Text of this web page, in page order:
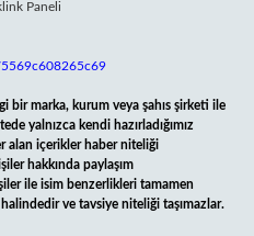
bir marka, kurum veya şahıs şirketi ile
yalnızca kendi hazırladığımız
alan içerikler haber niteliği
hakkında paylaşım
ile isim benzerlikleri tamamen
ve tavsiye niteliği taşımazlar.